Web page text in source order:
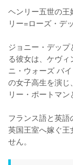
ヘンリー五世の王
リー=ローズ・デ
ジョニー・デッ
る彼女は、ケヴ
ニ・ウォーズ バ
の女子高生を演じ
リー・ポートマン
フランス語と英
英国王室へ嫁ぐ王
せん。